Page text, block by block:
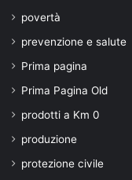
povertà
prevenzione e salute
Prima pagina
Prima Pagina Old
prodotti a Km 0
produzione
protezione civile